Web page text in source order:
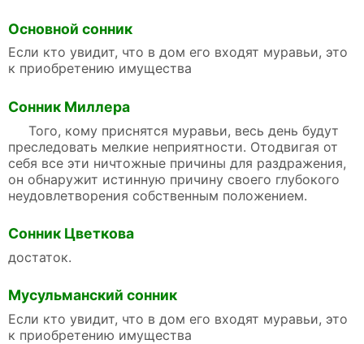
Основной сонник
Если кто увидит, что в дом его входят муравьи, это
к приобретению имущества
Сонник Миллера
Того, кому приснятся муравьи, весь день будут
преследовать мелкие неприятности. Отодвигая от
себя все эти ничтожные причины для раздражения,
он обнаружит истинную причину своего глубокого
неудовлетворения собственным положением.
Сонник Цветкова
достаток.
Мусульманский сонник
Если кто увидит, что в дом его входят муравьи, это
к приобретению имущества